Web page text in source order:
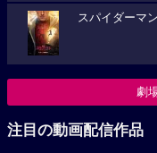
スパイダーマ
劇
注目の動画配信作品